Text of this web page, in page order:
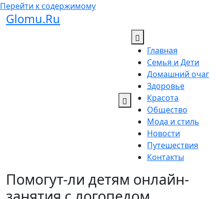
Перейти к содержимому
Glomu.Ru
Главная
Семья и Дети
Домашний очаг
Здоровье
Красота
Общество
Мода и стиль
Новости
Путешествия
Контакты
Помогут-ли детям онлайн-